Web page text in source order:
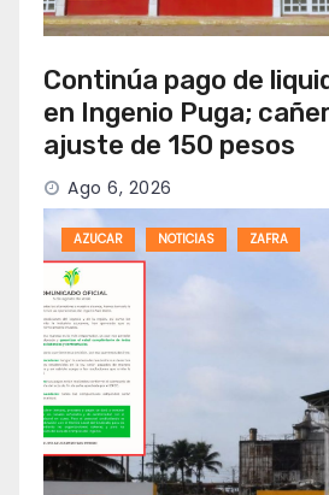
Continúa pago de
en Ingenio Puga;
ajuste de 150 pesos
Ago 6, 2026
AZUCAR NOTICIAS ZAFRA